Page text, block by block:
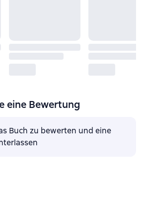
eine Bewertung
Buch zu bewerten und eine